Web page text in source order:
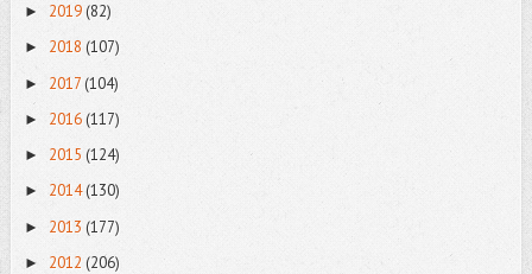
► 2019 (82)
► 2018 (107)
► 2017 (104)
► 2016(117)
► 2015 (124)
► 2014(130)
► 2013 (177)
► 2012 (206)